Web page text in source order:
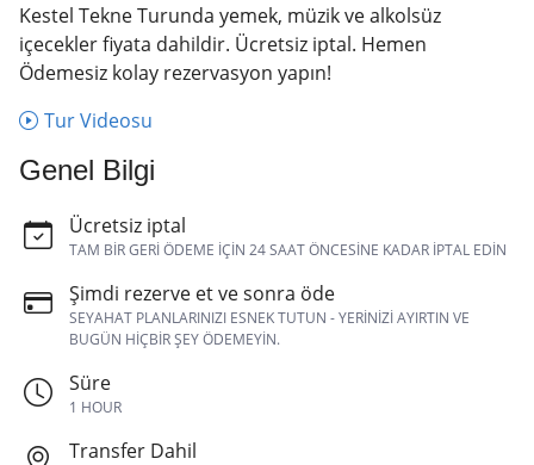
Kestel Tekne Turunda yemek, müzik ve alkolsüz
içecekler fiyata dahildir. Ücretsiz iptal. Hemen
Ödemesiz kolay rezervasyon yapın!
Tur Videosu
Genel Bilgi
Ücretsiz iptal
TAM BIR GERI ÖDEME IÇIN 24 SAAT ÖNCESINE KADAR IPTAL EDIN
Şimdi rezerve et ve sonra öde
SEYAHAT PLANLARINIZI ESNEK TUTUN - YERINIZI AYIRTIN VE
BUGÜN HIÇBIR ŞEY ÖDEMEYIN.
Süre
1 HOUR
Transfer Dahil